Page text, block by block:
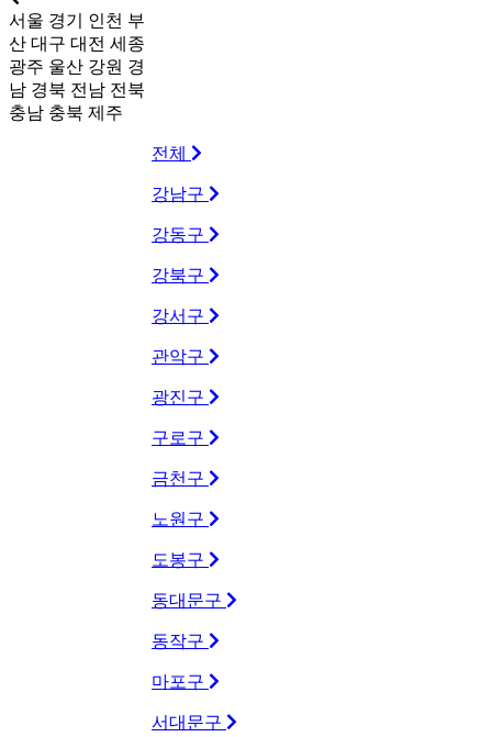
서울 경기 인천 부
산 대구 대전 세종
광주 울산 강원 경
남 경북 전남 전북
충남 충북 제주
전체
강남구
강동구
강북구
강서구
관악구
광진구
구로구
금천구
노원구
도봉구
동대문구
동작구
마포구
서대문구